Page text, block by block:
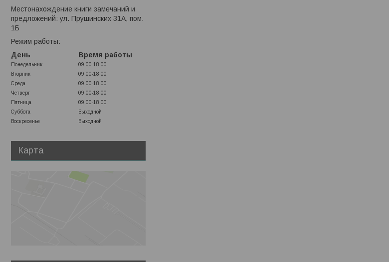
Местонахождение книги замечаний и
предложений: ул. Прушинских 31А, пом.
1Б
Режим работы:
День
Время работы
Понедельник
09:00-18:00
Вторник
09:00-18:00
Среда
09:00-18:00
Четверг
09:00-18:00
Пятница
09:00-18:00
Суббота
Выходной
Воскресенье
Выходной
Карта